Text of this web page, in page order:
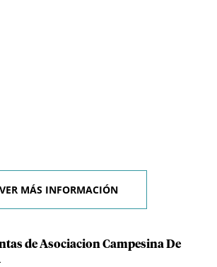
VER MÁS INFORMACIÓN
de Asociacion Campesina De